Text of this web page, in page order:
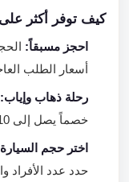
كيف توفر أكثر
احجز مسبقاً:الحجز
أسعار الطلب
رحلة ذهاب وإياب:
خصماً يصل إلى 10%.
اختر حجم السيارة
حدد عدد الأفراد